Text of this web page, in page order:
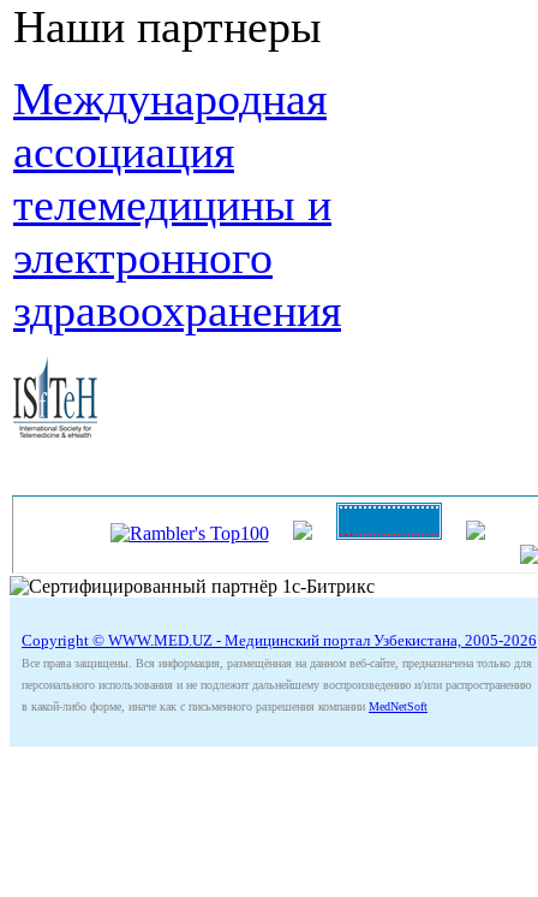
Наши партнеры
Международная
ассоциация
телемедицины и
электронного
здравоохранения
Copyright © WWW.MED.UZ - Медицинский портал Узбекистана, 2005-2026
Все права защищены. Вся информация, размещённая на данном веб-сайте, предназначена только для
персонального использования и не подлежит дальнейшему воспроизведению и/или распространению
в какой-либо форме, иначе как с письменного разрешения компании MedNetSoft